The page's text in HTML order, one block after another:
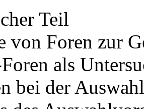
Teil
von Foren zur
als
bei der Auswahl